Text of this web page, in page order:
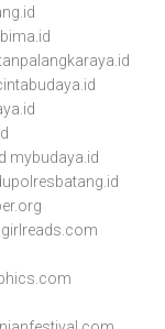
mybudaya.id